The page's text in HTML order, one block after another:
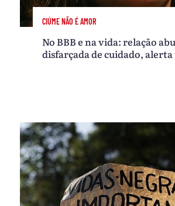
CIÚME NÃO É AMOR
No BBB e na vida: relação
disfarçada de cuidado,